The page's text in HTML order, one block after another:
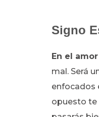
Signo
En el
mal. Será
enfocados
opuesto te